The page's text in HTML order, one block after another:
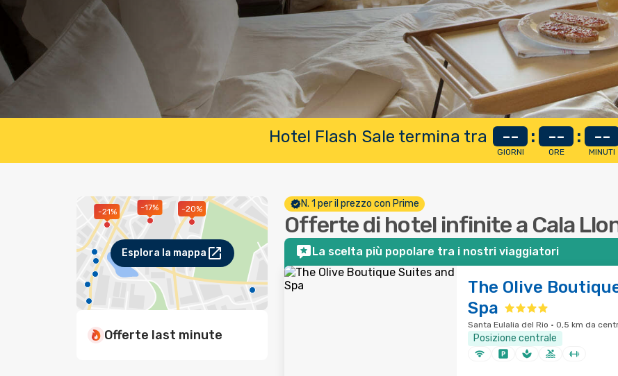
Hotel Flash Sale termina tra --
GIORNI
: --
ORE
: --
MINUTI
-21% -20%
-17%
Esplora la mappa
Offerte last minute
N. 1 per il prezzo con Prime
Offerte di hotel infinite a Cala
La scelta più popolare tra i nostri viaggiatori
The Olive
Spa
Santa Eulalia del Rio · 0,5 km da
Posizione centrale